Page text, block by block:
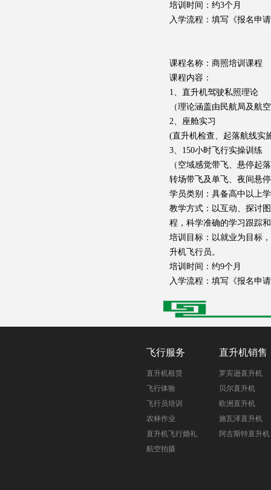
培训时间：约3个月
入学流程：填写《报名
课程名称：商照培训课程
课程内容：
1、直升机驾驶私照理论
（理论涵盖由民航局及航
2、座舱实习
(直升机检查、起落航线实
3、150小时飞行实操训练
（空域感觉带飞、悬停起
转场带飞及单飞、夜间悬
学员类别：具备高中以上
教学方式：以互动、探讨
程，科学准确的学习跟踪
培训目标：以就业为目标
升机飞行员。
培训时间：约9个月
入学流程：填写《报名
飞行服务
直升机租赁
飞行体验
飞行员培训
农林作业
直升机飞行婚礼
航空拍摄
直升机销售
罗宾逊直升机
贝尔直升机
欧洲直升机
施瓦泽直升机
阿古斯特直升机